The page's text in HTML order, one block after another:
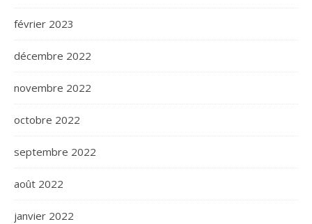
février 2023
décembre 2022
novembre 2022
octobre 2022
septembre 2022
août 2022
janvier 2022